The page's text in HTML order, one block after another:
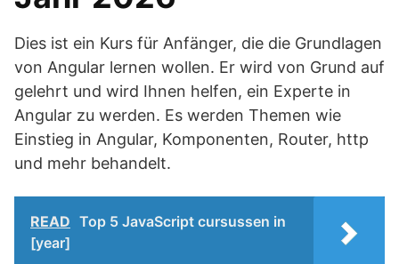
Dies ist ein Kurs für Anfänger, die die Grundlagen
von Angular lernen wollen. Er wird von Grund auf
gelehrt und wird Ihnen helfen, ein Experte in
Angular zu werden. Es werden Themen wie
Einstieg in Angular, Komponenten, Router, http
und mehr behandelt.
READ Top 5 JavaScript cursussen in
[year]